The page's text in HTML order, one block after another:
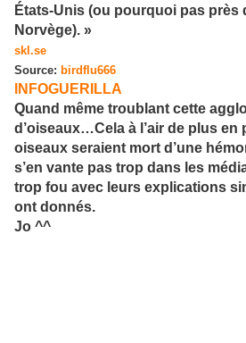
États-Unis (ou pourquoi pas près
Norvège). »
skl.se
Source: birdflu666
INFOGUERILLA
Quand même troublant cette
d’oiseaux…Cela à l’air de plus en
oiseaux seraient mort d’une
s’en vante pas trop dans les
trop fou avec leurs explications
ont donnés.
Jo ^^